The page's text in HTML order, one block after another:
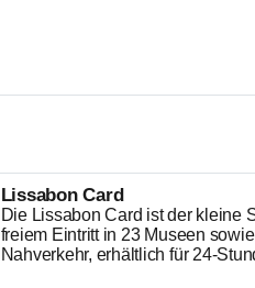
Lissabon Card
Die Lissabon Card ist der kleine
freiem Eintritt in 23 Museen
Nahverkehr, erhältlich für 24-